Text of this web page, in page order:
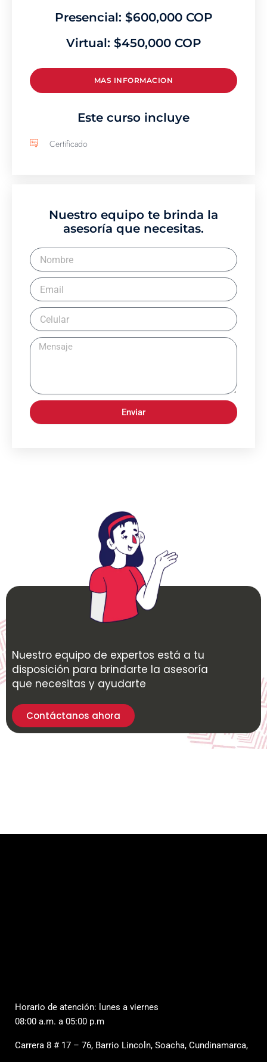
Presencial: $600,000 COP
Virtual: $450,000 COP
MAS INFORMACION
Este curso incluye
Certificado
Nuestro equipo te brinda la
asesoría que necesitas.
Enviar
Nuestro equipo de expertos está a tu
disposición para brindarte la asesoría
que necesitas y ayudarte
Contáctanos ahora
Horario de atención: lunes a viernes
08:00 a.m. a 05:00 p.m
Carrera 8 # 17 – 76, Barrio Lincoln, Soacha, Cundinamarca,